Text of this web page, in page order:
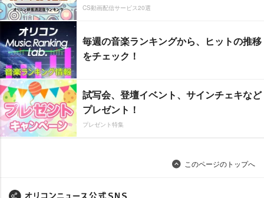
CS動画配信サービス20選
毎週の音楽ランキングから、ヒットの推移
をチェック！
試写会、登壇イベント、サインチェキなど
プレゼント！
プレゼント特集
このページのトップへ